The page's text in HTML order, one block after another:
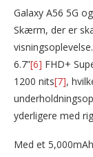
Galaxy A56 5G
Skærm, der er
6.7”[6] FHD+
1200 nits[7],
yderligere med
Med et